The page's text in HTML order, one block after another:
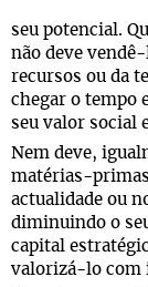
seu potencial.
não deve
recursos ou da
chegar o tempo
seu valor social
Nem deve,
matérias-
actualidade ou
diminuindo o
capital
valorizá-lo com